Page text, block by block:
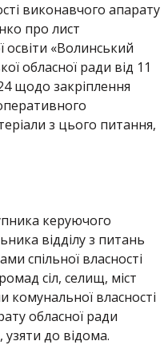
виконавчого апарату
про лист
«Волинський
обласної ради від 11
щодо закріплення
з цього питання,
керуючого
відділу з питань
спільної власності
сіл, селищ, міст
комунальної власності
обласної ради
до відома.